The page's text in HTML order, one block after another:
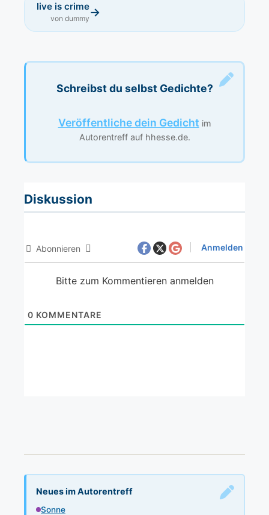
live is crime
von dummy →
Schreibst du selbst Gedichte?
Veröffentliche dein Gedicht im
Autorentreff auf hhesse.de.
Diskussion
Abonnieren Anmelden
Bitte zum Kommentieren anmelden
0 KOMMENTARE
Neues im Autorentreff
Sonne